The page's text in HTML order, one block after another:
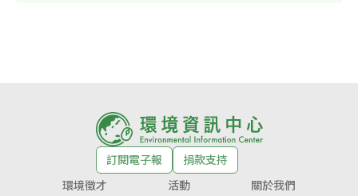
訂閱電子報
捐款支持
環境徵才
活動 關於我們